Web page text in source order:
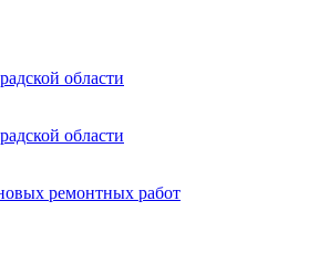
области
области
ремонтных работ